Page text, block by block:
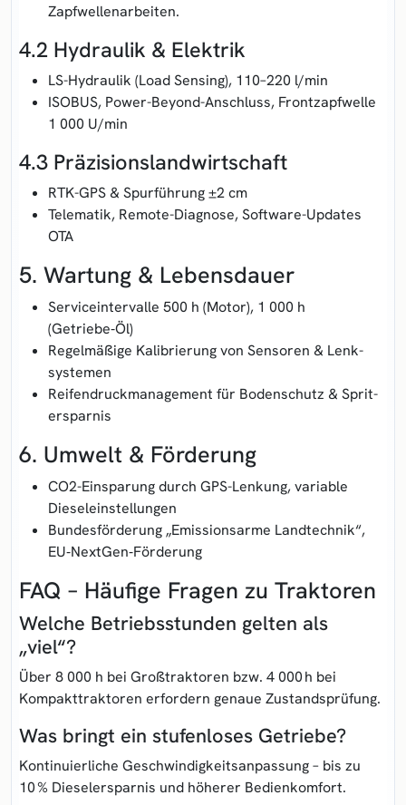
Zapfwellen­arbeiten.
4.2 Hydraulik & Elektrik
LS-Hydraulik (Load Sensing), 110–220 l/min
ISOBUS, Power-Beyond-Anschluss, Frontzapfwelle
1 000 U/min
4.3 Präzisions­landwirtschaft
RTK-GPS & Spurführung ±2 cm
Telematik, Remote-Diagnose, Software-Updates
OTA
5. Wartung & Lebensdauer
Service­intervalle 500 h (Motor), 1 000 h
(Getriebe‑Öl)
Regelmäßige Kalibrierung von Sensoren & Lenk­
systemen
Reifen­druck­management für Bodenschutz & Sprit­
ersparnis
6. Umwelt & Förderung
CO2-Einsparung durch GPS-Lenkung, variable
Diesel­einstellungen
Bundes­förderung „Emissionsarme Land­technik“,
EU‑NextGen‑Förderung
FAQ – Häufige Fragen zu Traktoren
Welche Betriebs­stunden gelten als
„viel“?
Über 8 000 h bei Großtraktoren bzw. 4 000 h bei
Kompakt­traktoren erfordern genaue Zustands­prüfung.
Was bringt ein stufen­loses Getriebe?
Kontinuierliche Geschwindig­keits­anpassung – bis zu
10 % Diesel­ersparnis und höherer Bedien­komfort.